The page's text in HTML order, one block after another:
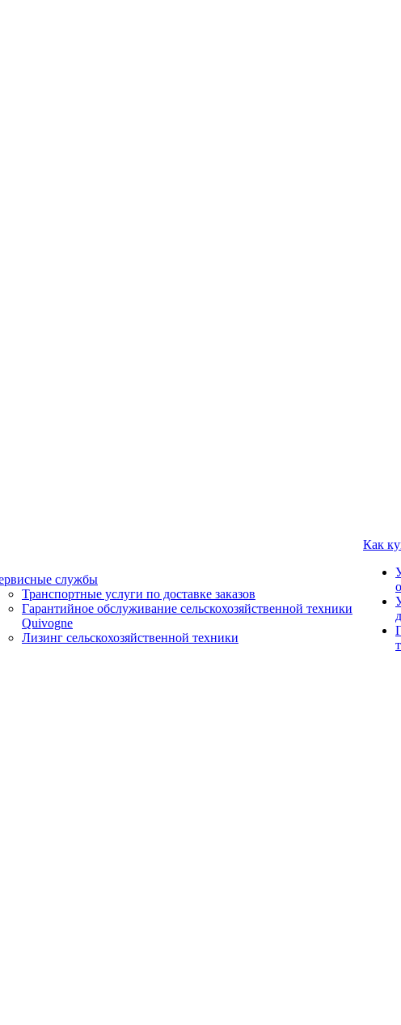
службы
Транспортные услуги по доставке заказов
Гарантийное обслуживание сельскохозяйственной техники
Quivogne
Лизинг сельскохозяйственной техники
Как